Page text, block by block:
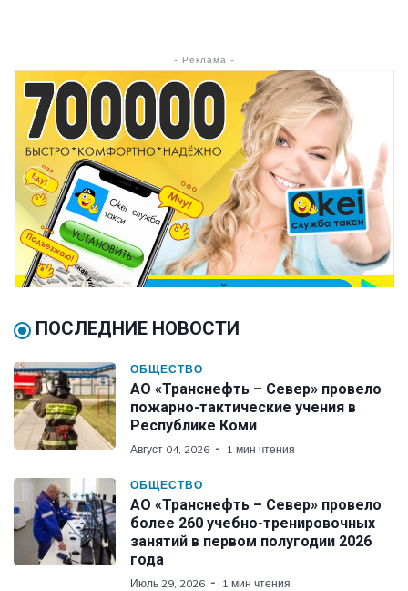
- Реклама -
ПОСЛЕДНИЕ НОВОСТИ
ОБЩЕСТВО
АО «Транснефть – Север» провело
пожарно-тактические учения в
Республике Коми
Август 04, 2026 1 мин чтения
ОБЩЕСТВО
АО «Транснефть – Север» провело
более 260 учебно-тренировочных
занятий в первом полугодии 2026
года
Июль 29, 2026 1 мин чтения